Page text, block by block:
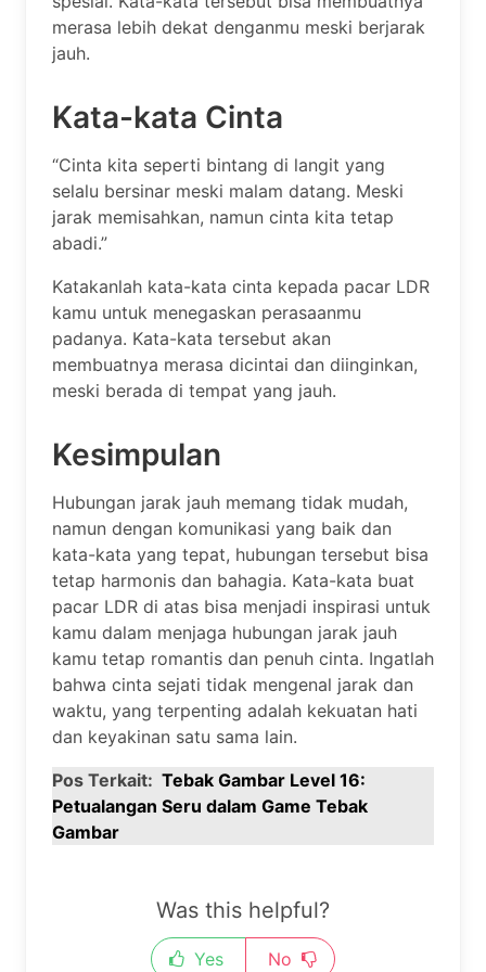
merasa lebih dekat denganmu meski berjarak
jauh.
Kata-kata Cinta
“Cinta kita seperti bintang di langit yang
selalu bersinar meski malam datang. Meski
jarak memisahkan, namun cinta kita tetap
abadi.”
Katakanlah kata-kata cinta kepada pacar LDR
kamu untuk menegaskan perasaanmu
padanya. Kata-kata tersebut akan
membuatnya merasa dicintai dan diinginkan,
meski berada di tempat yang jauh.
Kesimpulan
Hubungan jarak jauh memang tidak mudah,
namun dengan komunikasi yang baik dan
kata-kata yang tepat, hubungan tersebut bisa
tetap harmonis dan bahagia. Kata-kata buat
pacar LDR di atas bisa menjadi inspirasi untuk
kamu dalam menjaga hubungan jarak jauh
kamu tetap romantis dan penuh cinta. Ingatlah
bahwa cinta sejati tidak mengenal jarak dan
waktu, yang terpenting adalah kekuatan hati
dan keyakinan satu sama lain.
Pos Terkait: Tebak Gambar Level 16:
Petualangan Seru dalam Game Tebak
Gambar
Was this helpful?
Yes No